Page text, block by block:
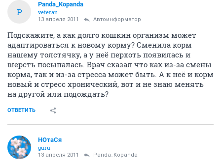
P
Panda_Kopanda
veteran
13 апреля 2011 Автоинформатор
Подскажите, а как долго кошкин организм может
адаптироваться к новому корму? Сменила корм
нашему толстячку, а у неё перхоть появилась и
шерсть посыпалась. Врач сказал что как из-за смены
корма, так и из-за стресса может быть. А к неё и корм
новый и стресс хронический, вот и не знаю менять
на другой или подождать?
ОТВЕТИТЬ
НОтаСя
guru
13 апреля 2011 Panda_Kopanda